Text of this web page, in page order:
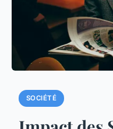
SOCIÉTÉ